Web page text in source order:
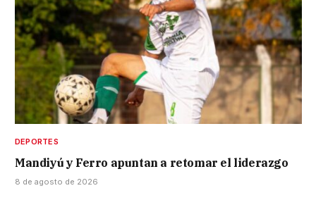
DEPORTES
Mandiyú y Ferro apuntan a retomar el liderazgo
8 de agosto de 2026